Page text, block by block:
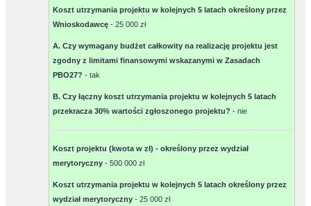
Koszt utrzymania projektu w kolejnych 5 latach określony przez
Wnioskodawcę -25 000 zł
A. Czy wymagany budżet całkowity na realizację projektu jest
zgodny z limitami finansowymi wskazanymi w Zasadach
PBO27?-tak
B. Czy łączny koszt utrzymania projektu w kolejnych 5 latach
przekracza 30% wartości zgłoszonego projektu?-nie
Koszt projektu (kwota w zł) - określony przez wydział
merytoryczny -500 000 zł
Koszt utrzymania projektu w kolejnych 5 latach określony przez
wydział merytoryczny -25 000 zł